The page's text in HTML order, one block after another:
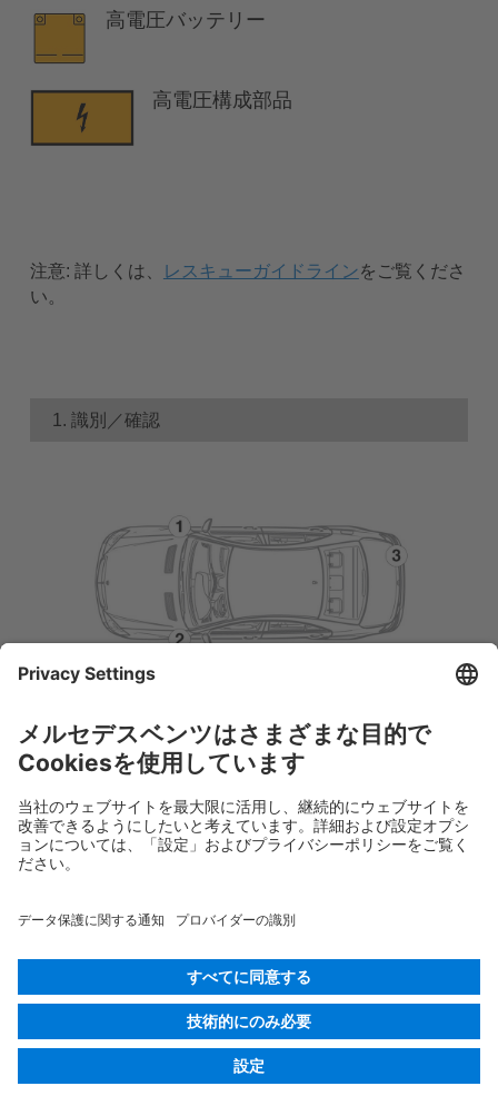
高電圧バッテリー
高電圧構成部品
注意: 詳しくは、 レスキューガイドラインをご覧くださ
い。
1. 識別／確認
221.2
言語を選択する
© 2026Mercedes-Benz AG
プロバイダー識別
Cookieの設定
データ保護